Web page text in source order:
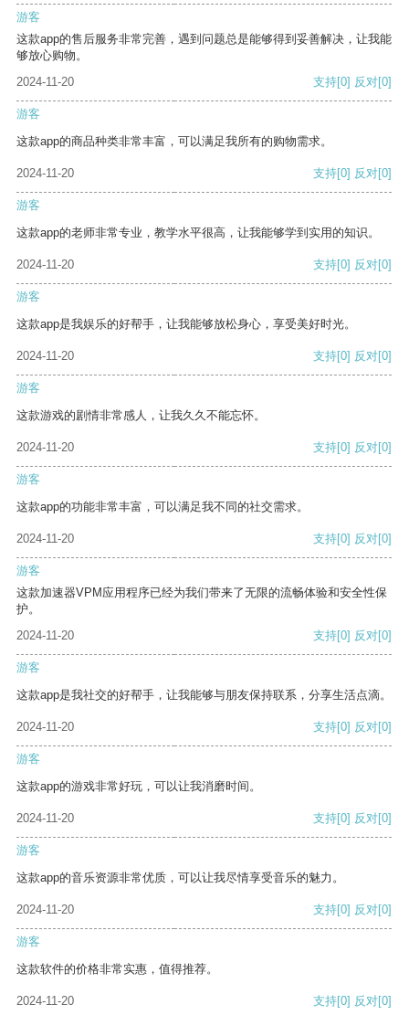
游客
这款app的售后服务非常完善，遇到问题总是能够得到妥善解决，让我能
够放心购物。
2024-11-20
支持[0] 反对[0]
游客
这款app的商品种类非常丰富，可以满足我所有的购物需求。
2024-11-20 支持[0] 反对[0]
游客
这款app的老师非常专业，教学水平很高，让我能够学到实用的知识。
2024-11-20 支持[0] 反对[0]
游客
这款app是我娱乐的好帮手，让我能够放松身心，享受美好时光。
2024-11-20 支持[0] 反对[0]
游客
这款游戏的剧情非常感人，让我久久不能忘怀。
2024-11-20 支持[0] 反对[0]
游客
这款app的功能非常丰富，可以满足我不同的社交需求。
2024-11-20 支持[0] 反对[0]
游客
这款加速器VPM应用程序已经为我们带来了无限的流畅体验和安全性保
护。
2024-11-20
支持[0] 反对[0]
游客
这款app是我社交的好帮手，让我能够与朋友保持联系，分享生活点滴。
2024-11-20 支持[0] 反对[0]
游客
这款app的游戏非常好玩，可以让我消磨时间。
2024-11-20 支持[0] 反对[0]
游客
这款app的音乐资源非常优质，可以让我尽情享受音乐的魅力。
2024-11-20 支持[0] 反对[0]
游客
这款软件的价格非常实惠，值得推荐。
2024-11-20 支持[0] 反对[0]